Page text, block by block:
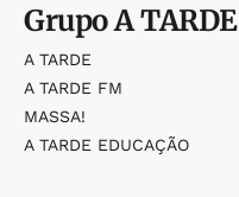
GrupoA TARDE
A TARDE
A TARDE FM
MASSA!
A TARDE EDUCAÇÃO